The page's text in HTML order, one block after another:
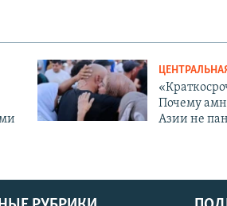
Почему
Азии не